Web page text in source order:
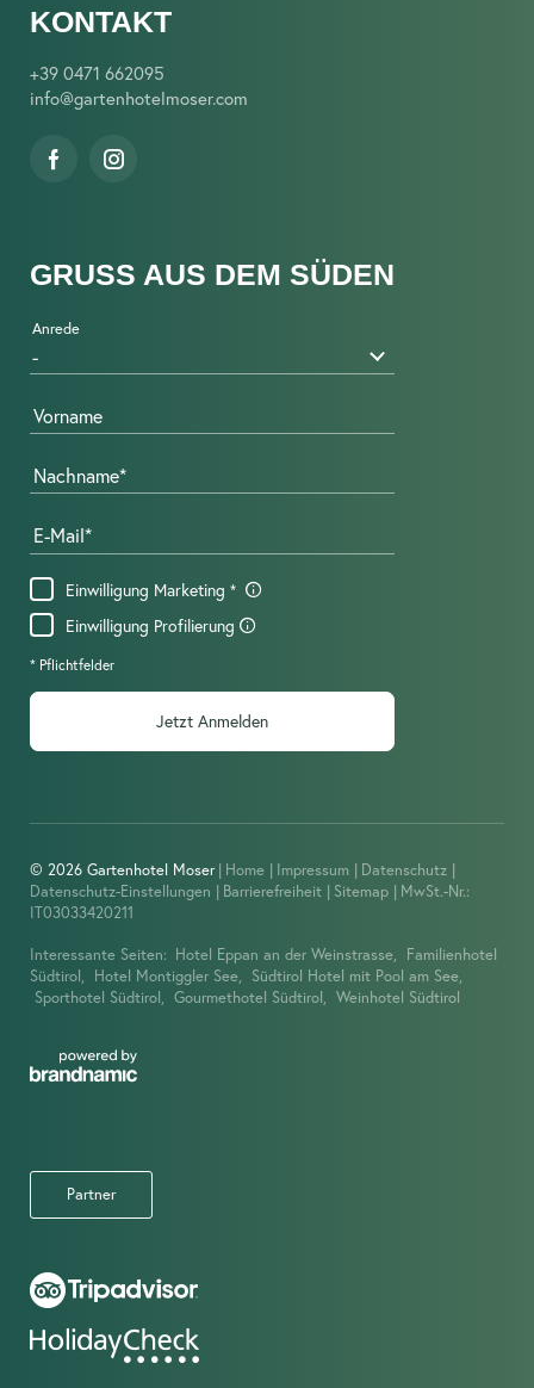
IMPRESSIONEN
KONTAKT
+39 0471 662095
info@gartenhotelmoser.com
GRUSS AUS DEM SÜDEN
Anrede
Vorname
Nachname
E-Mail
Einwilligung Marketing
Einwilligung Profilierung
* Pflichtfelder
Jetzt Anmelden
© 2026 Gartenhotel Moser | Home | Impressum | Datenschutz |
Datenschutz-Einstellungen | Barrierefreiheit | Sitemap | MwSt.-Nr.:
IT03033420211
Interessante Seiten: Hotel Eppan an der Weinstrasse, Familienhotel
Südtirol, Hotel Montiggler See, Südtirol Hotel mit Pool am See,
Sporthotel Südtirol, Gourmethotel Südtirol, Weinhotel Südtirol
Partner